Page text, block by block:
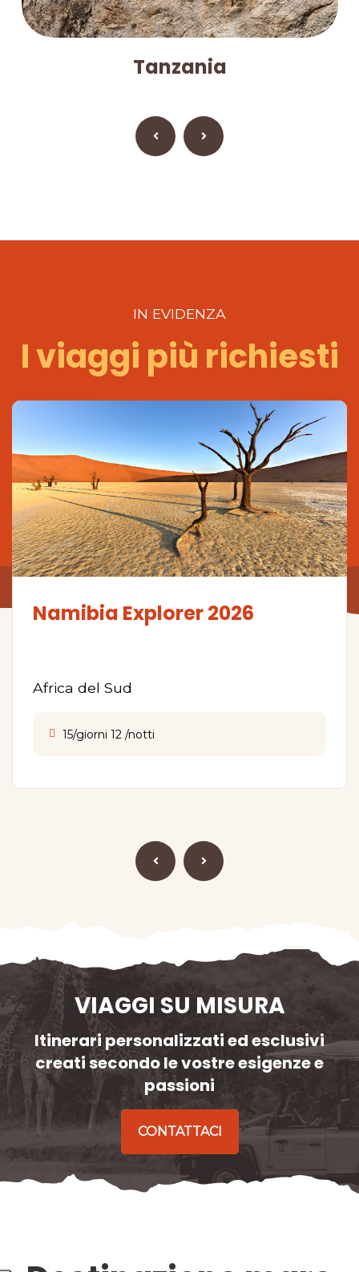
Tanzania
IN EVIDENZA
I viaggi più richiesti
Namibia Explorer 2026
Africa del Sud
15/giorni 12 /notti
VIAGGI SU MISURA
Itinerari personalizzati ed esclusivi
creati secondo le vostre esigenze e
passioni
CONTATTACI